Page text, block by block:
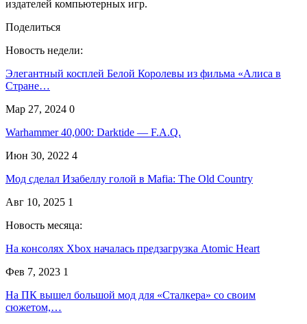
издателей компьютерных игр.
Поделиться
Новость недели:
Элегантный косплей Белой Королевы из фильма «Алиса в
Стране…
Мар 27, 2024 0
Warhammer 40,000: Darktide — F.A.Q.
Июн 30, 2022 4
Мод сделал Изабеллу голой в Mafia: The Old Country
Авг 10, 2025 1
Новость месяца:
На консолях Xbox началась предзагрузка Atomic Heart
Фев 7, 2023 1
На ПК вышел большой мод для «Сталкера» со своим
сюжетом,…